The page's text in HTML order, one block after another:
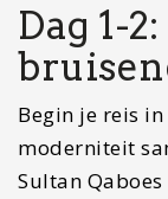
Dag 1-
Begin je reis
moderniteit
Sultan